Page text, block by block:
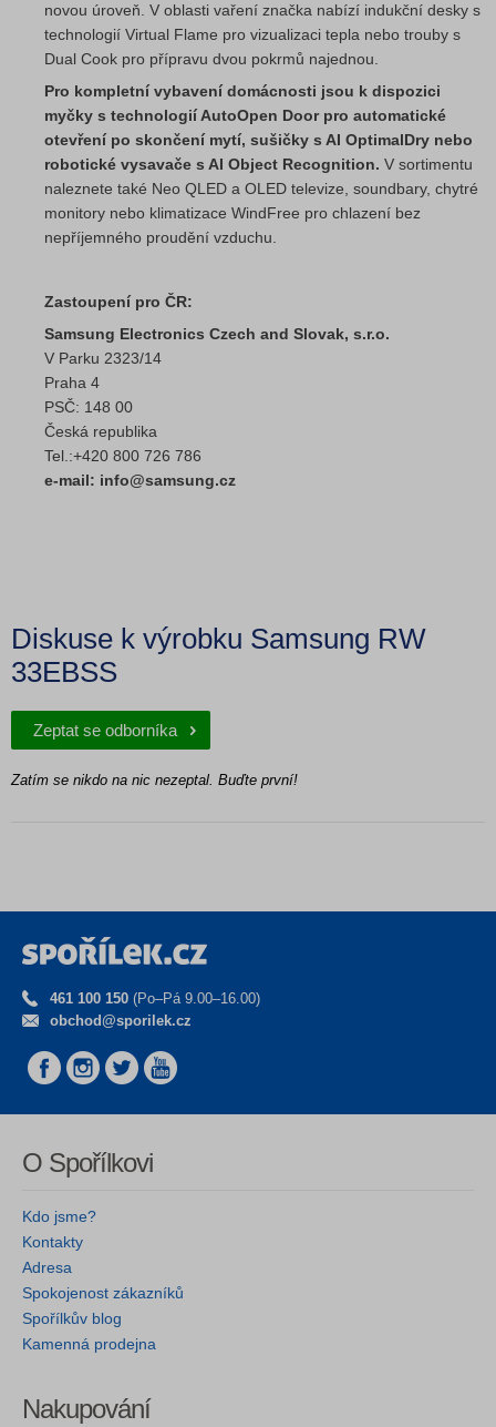
novou úroveň. V oblasti vaření značka nabízí indukční desky s
technologií Virtual Flame pro vizualizaci tepla nebo trouby s
Dual Cook pro přípravu dvou pokrmů najednou.
Pro kompletní vybavení domácnosti jsou k dispozici
myčky s technologií AutoOpen Door pro automatické
otevření po skončení mytí, sušičky s AI OptimalDry nebo
robotické vysavače s AI Object Recognition. V sortimentu
naleznete také Neo QLED a OLED televize, soundbary, chytré
monitory nebo klimatizace WindFree pro chlazení bez
nepříjemného proudění vzduchu.
Zastoupení pro ČR:
Samsung Electronics Czech and Slovak, s.r.o.
V Parku 2323/14
Praha 4
PSČ: 148 00
Česká republika
Tel.:+420 800 726 786
e-mail: info@samsung.cz
Diskuse k výrobku Samsung RW
33EBSS
Zeptat se odborníka
Zatím se nikdo na nic nezeptal. Buďte první!
461 100 150 (Po–Pá 9.00–16.00)
obchod@sporilek.cz
O Spořílkovi
Kdo jsme?
Kontakty
Adresa
Spokojenost zákazníků
Spořílkův blog
Kamenná prodejna
Nakupování